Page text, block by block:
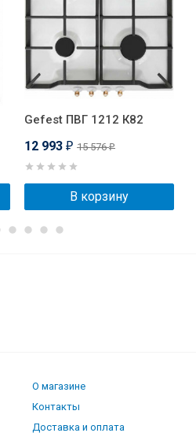
Gefest ПВГ 1212 К82
12 993 ₽ 15 576₽
В корзину
О магазине
Контакты
Доставка и оплата